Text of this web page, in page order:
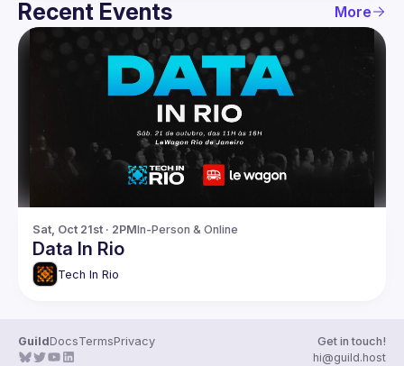
Recent Events More
Sat, Oct 21st · 2PMIn-Person & Online
Data In Rio
Tech In Rio
GuildDocsTermsPrivacy
Get in touch!
hi@guild.host